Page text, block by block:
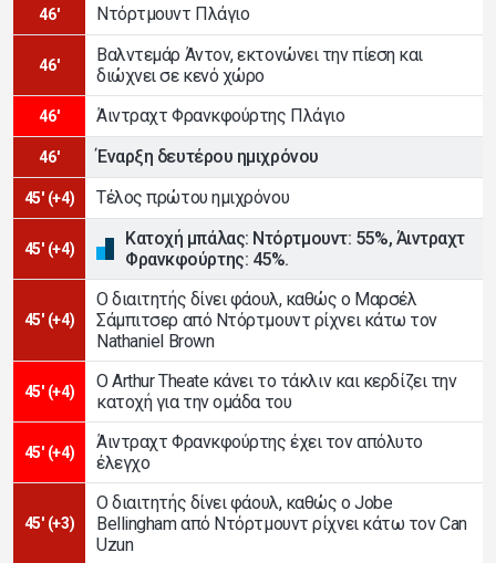
46' Ντόρτμουντ Πλάγιο
46'
Βαλντεμάρ Άντον, εκτονώνει την πίεση και
διώχνει σε κενό χώρο
46' Άιντραχτ Φρανκφούρτης Πλάγιο
46' Έναρξη δευτέρου ημιχρόνου
45' (+4) Τέλος πρώτου ημιχρόνου
45' (+4)
Κατοχή μπάλας: Ντόρτμουντ: 55%, Άιντραχτ
Φρανκφούρτης: 45%.
45' (+4)
Ο διαιτητής δίνει φάουλ, καθώς ο Μαρσέλ
Σάμπιτσερ από Ντόρτμουντ ρίχνει κάτω τον
Nathaniel Brown
45' (+4)
Ο Arthur Theate κάνει το τάκλιν και κερδίζει την
κατοχή για την ομάδα του
45' (+4)
Άιντραχτ Φρανκφούρτης έχει τον απόλυτο
έλεγχο
45' (+3)
Ο διαιτητής δίνει φάουλ, καθώς ο Jobe
Bellingham από Ντόρτμουντ ρίχνει κάτω τον Can
Uzun